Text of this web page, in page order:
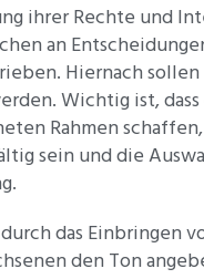
ihrer Rechte und
an
Hiernach
Wichtig ist,
Rahmen
sein und die
das Einbringen
den Ton